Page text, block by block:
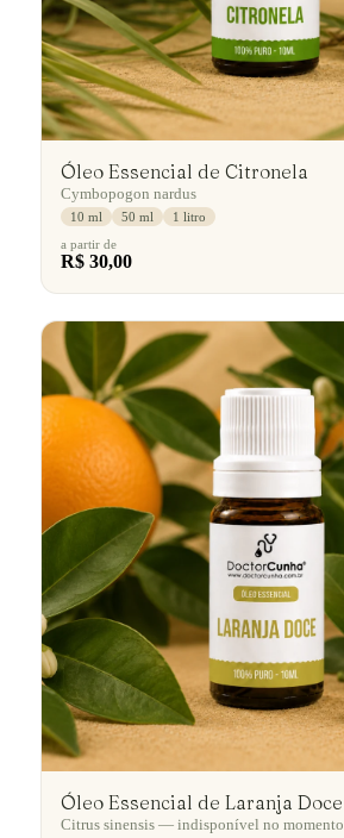
Óleo Essencial de Citronela
Cymbopogon nardus
10 ml 50 ml
1 litro
a partir de
R$ 30,00
Óleo Essencial de Laranja Doce
Citrus sinensis — indisponível no momento